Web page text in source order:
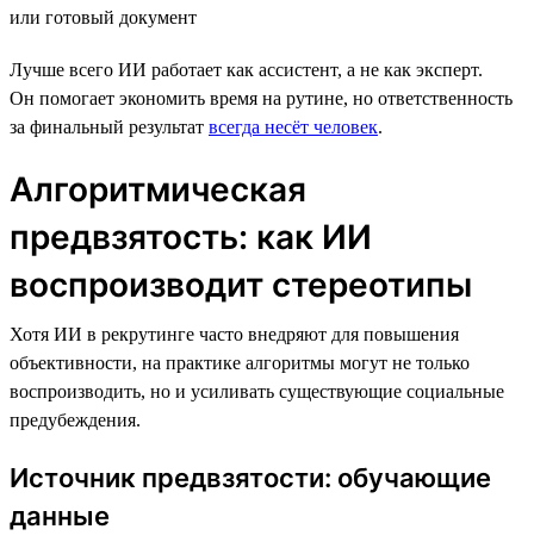
или готовый документ
Лучше всего ИИ работает как ассистент, а не как эксперт.
Он помогает экономить время на рутине, но ответственность
за финальный результат всегда несёт человек.
Алгоритмическая
предвзятость: как ИИ
воспроизводит стереотипы
Хотя ИИ в рекрутинге часто внедряют для повышения
объективности, на практике алгоритмы могут не только
воспроизводить, но и усиливать существующие социальные
предубеждения.
Источник предвзятости: обучающие
данные